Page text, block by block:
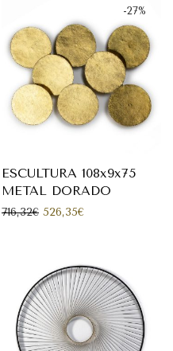
-27%
ESCULTURA 108x9x75
METAL DORADO
716,32€ El precio original era:
526,35€El precio actual